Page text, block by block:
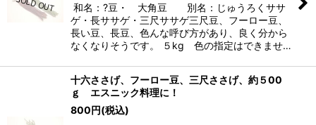
和名：?豆・ 大角豆 別名：じゅうろくササ
ゲ・長ササゲ・三尺ササゲ三尺豆、フーロー豆、
長い豆、長豆、色んな呼び方があり、良く分から
なくなりそうです。 ５kg 色の指定はできませ…
十六ささげ、フーロー豆、三尺ささげ、約５00
ｇ エスニック料理に！
800円(税込)